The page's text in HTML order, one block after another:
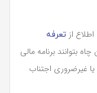
از تعرفه
بتوانند برنامه مالی
غیرضروری اجتناب